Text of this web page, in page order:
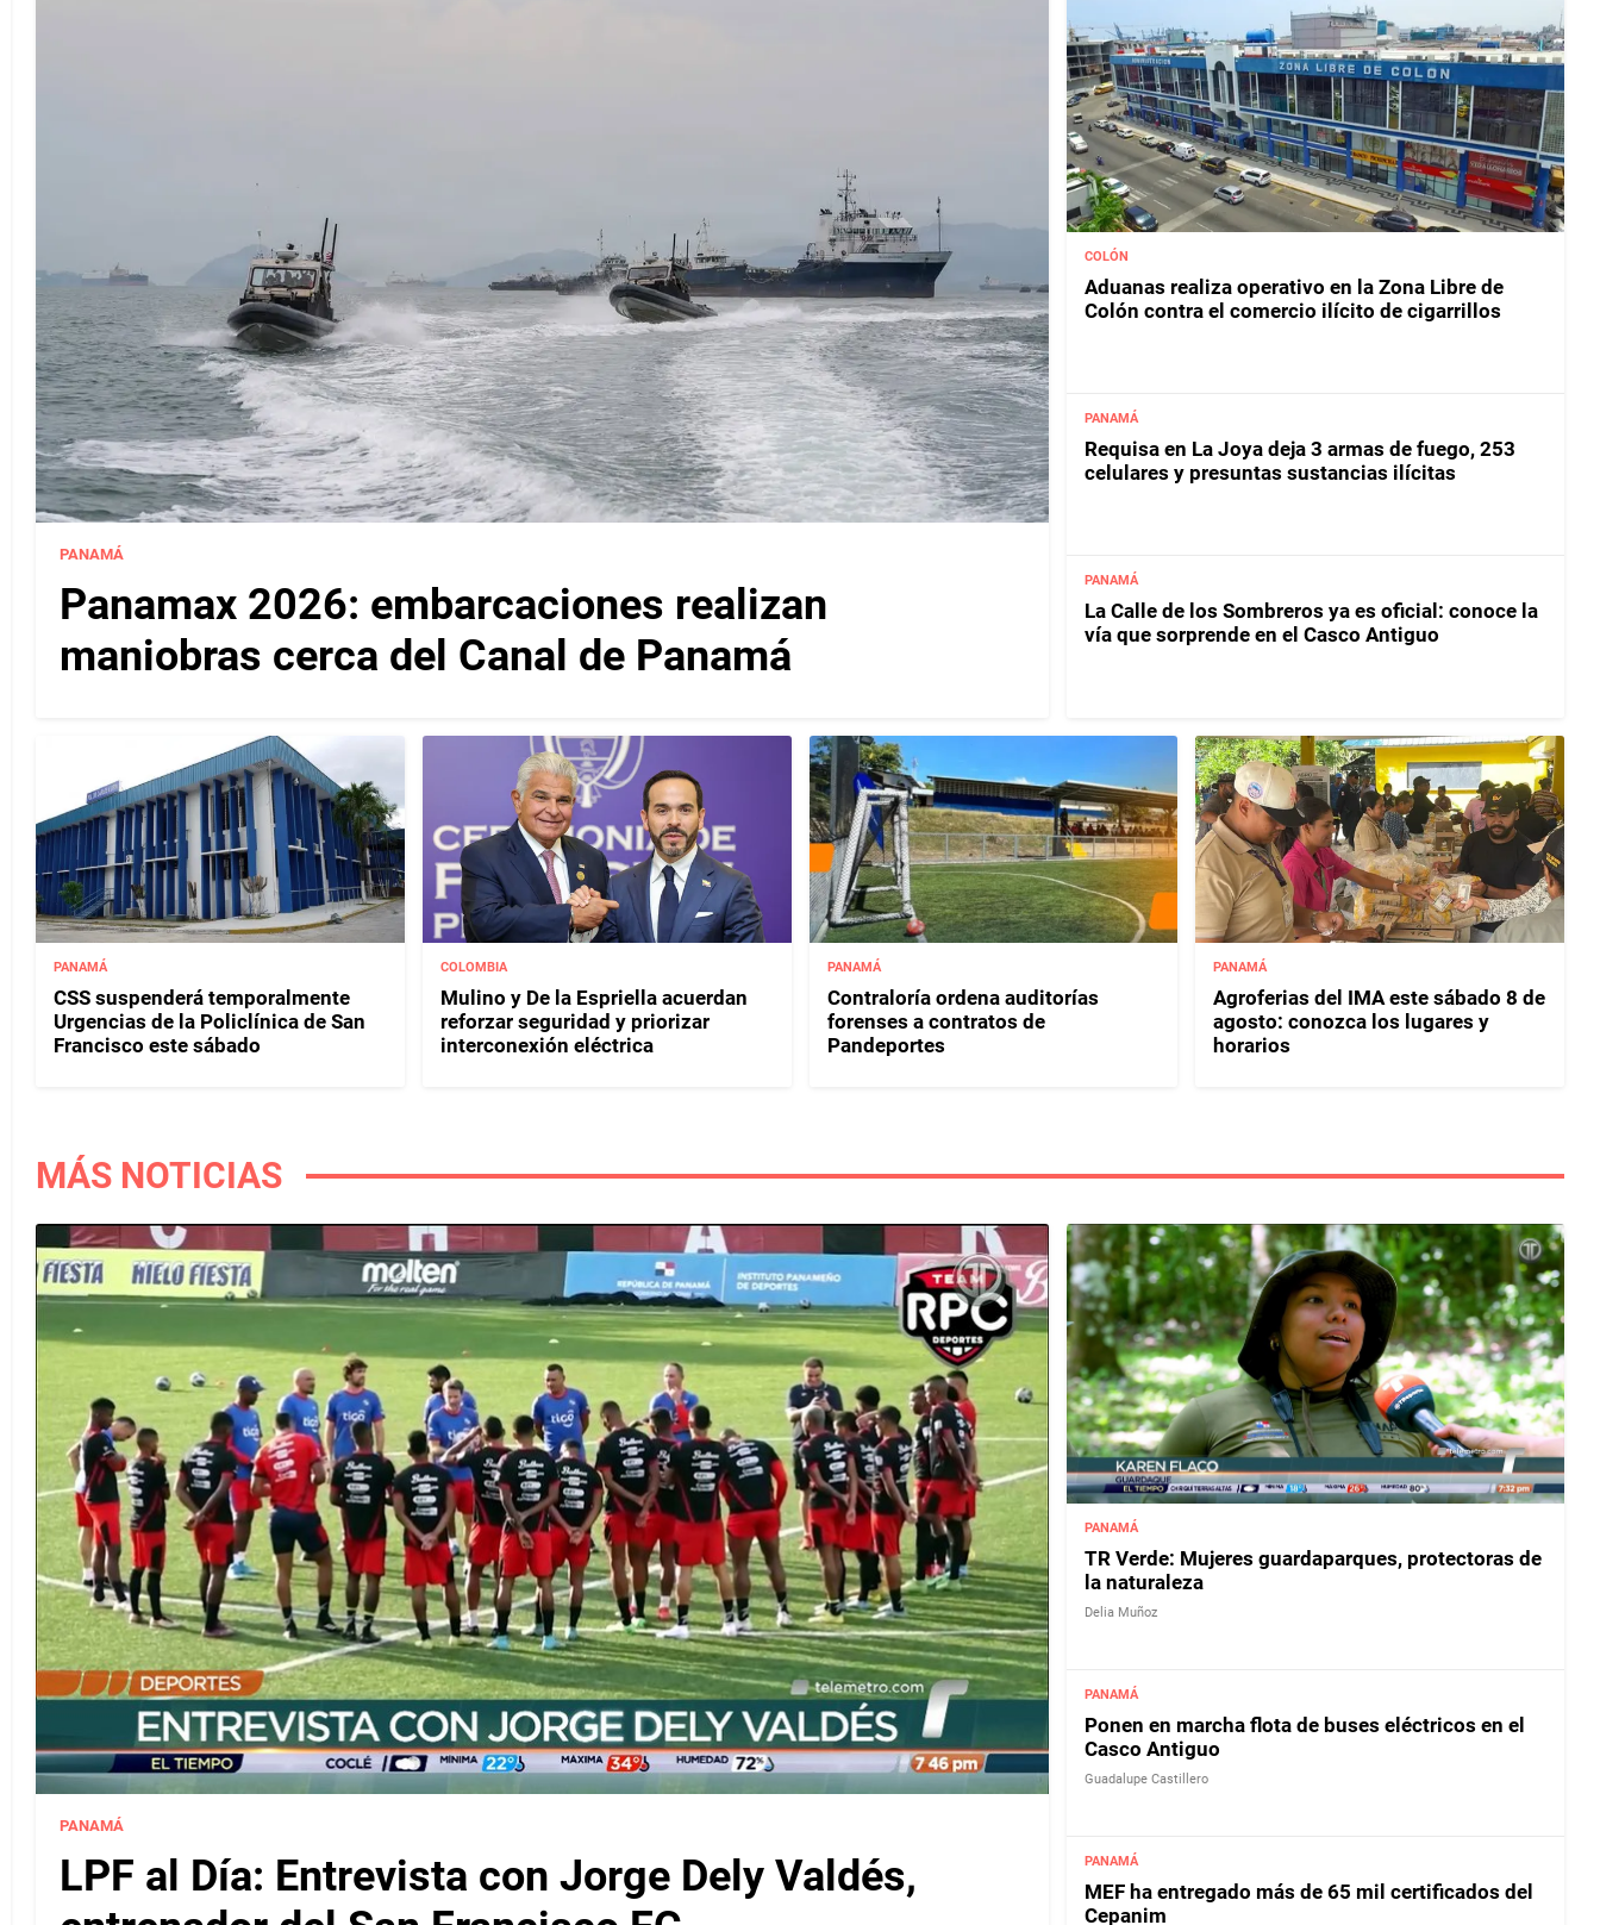
PANAMÁ
Panamax 2026: embarcaciones realizan
maniobras cerca del Canal de Panamá
COLÓN
Aduanas realiza operativo en la Zona Libre de
Colón contra el comercio ilícito de cigarrillos
PANAMÁ
Requisa en La Joya deja 3 armas de fuego, 253
celulares y presuntas sustancias ilícitas
PANAMÁ
La Calle de los Sombreros ya es oficial: conoce la
vía que sorprende en el Casco Antiguo
PANAMÁ
CSS suspenderá temporalmente
Urgencias de la Policlínica de San
Francisco este sábado
COLOMBIA
Mulino y De la Espriella acuerdan
reforzar seguridad y priorizar
interconexión eléctrica
PANAMÁ
Contraloría ordena auditorías
forenses a contratos de
Pandeportes
PANAMÁ
Agroferias del IMA este sábado 8 de
agosto: conozca los lugares y
horarios
MÁS NOTICIAS
PANAMÁ
LPF al Día: Entrevista con Jorge Dely Valdés,
PANAMÁ
TR Verde: Mujeres guardaparques, protectoras de
la naturaleza
Delia Muñoz
PANAMÁ
Ponen en marcha flota de buses eléctricos en el
Casco Antiguo
Guadalupe Castillero
PANAMÁ
MEF ha entregado más de 65 mil certificados del
Cepanim